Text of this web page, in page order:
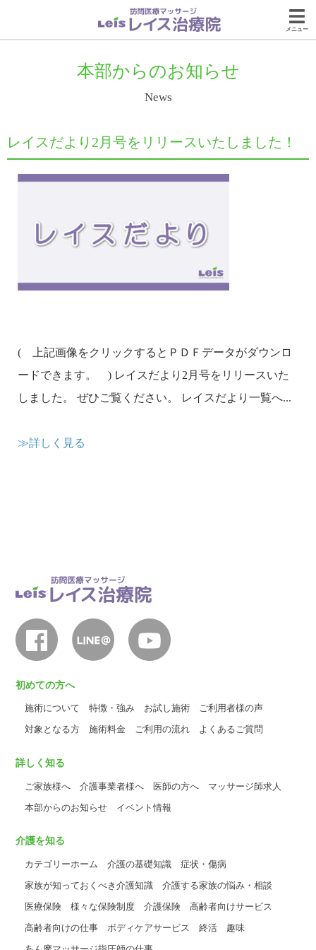
メニュー
本部からのお知らせ
News
レイスだより2月号をリリースいたしました！
( 上記画像をクリックするとＰＤＦデータがダウンロ
ードできます。 ) レイスだより2月号をリリースいた
しました。 ぜひご覧ください。 レイスだより一覧へ...
≫詳しく見る
初めての方へ
施術について 特徴・強み お試し施術
ご利用者様の声
対象となる方
施術料金 ご利用の流れ よくあるご質問
詳しく知る
ご家族様へ 介護事業者様へ 医師の方へ
マッサージ師求人
本部からのお知らせ
イベント情報
介護を知る
カテゴリーホーム 介護の基礎知識
症状・傷病
家族が知っておくべき介護知識
介護する家族の悩み・相談
医療保険
様々な保険制度 介護保険
高齢者向けサービス
高齢者向けの仕事
ボディケアサービス 終活
趣味